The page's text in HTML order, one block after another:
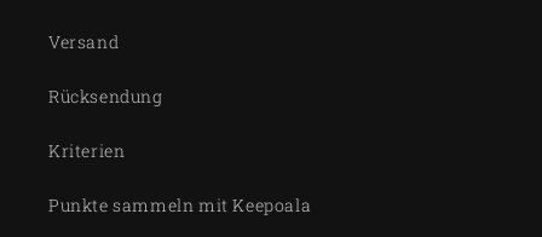
Versand
Rücksendung
Kriterien
Punkte sammeln mit Keepoala